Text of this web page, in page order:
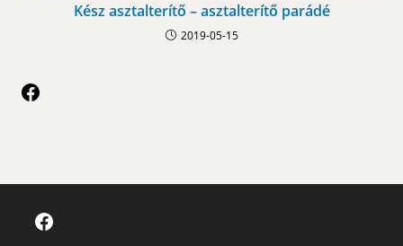
Kész asztalterítő – asztalterítő parádé
2019-05-15
Facebook
Facebook